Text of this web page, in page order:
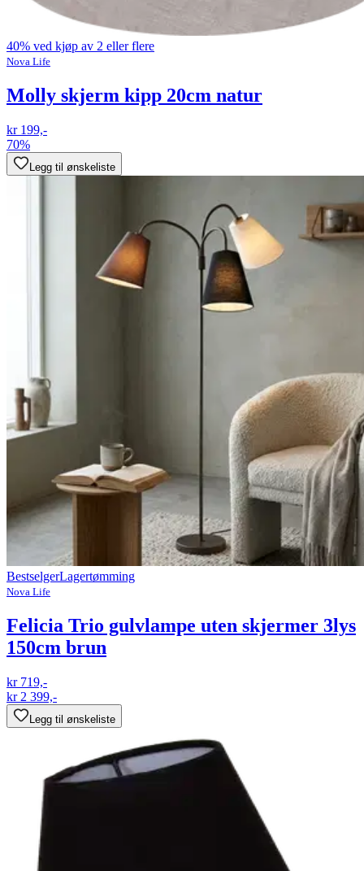
40% ved kjøp av 2 eller flere
Nova Life
Molly skjerm kipp 20cm natur
kr 199,-
70%
Legg til ønskeliste
BestselgerLagertømming
Nova Life
Felicia Trio gulvlampe uten skjermer 3lys
150cm brun
kr 719,-
kr 2 399,-
Legg til ønskeliste